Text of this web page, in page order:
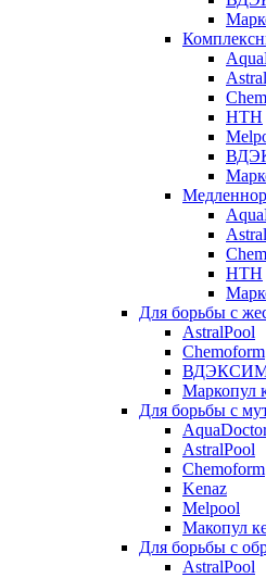
HTH
HTH
Для борьбы с
AstralPool
Chemoform
Маркопул
Для борьбы с
AstralPool
Chemoform
Kenaz
Melpool
Макопул
Для борьбы с
AstralPool